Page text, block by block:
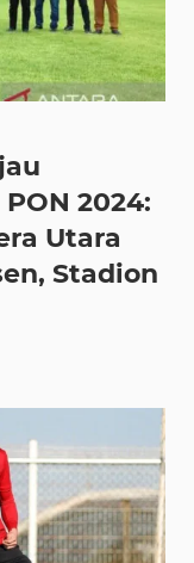
2024:
Utara
Stadion